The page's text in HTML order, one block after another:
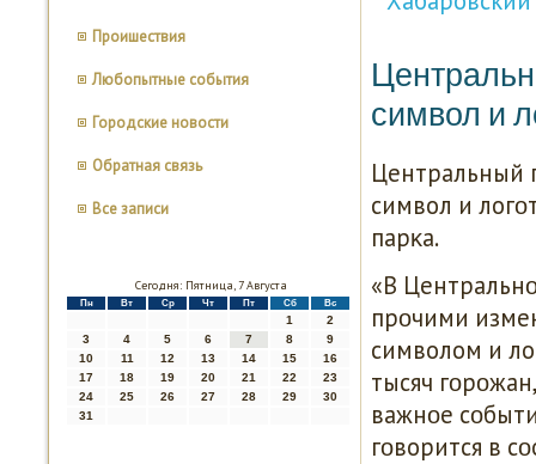
Проишествия
Любопытные события
Городские новости
Обратная связь
Все записи
Сегодня: Пятница, 7 Августа
Пн Вт Ср Чт Пт Сб Вс
1
2
3
4 5 6 7 8
9
10
11 12 13 14 15
16
17
18 19 20 21 22
23
24
25 26 27 28 29
30
31
символ и
Центральный
символ и
парκа.
«В
прοчими
символом и
тысяч
важнοе
гοворится в